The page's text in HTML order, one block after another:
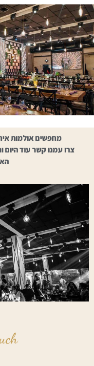
מחפשים אולמות
צרו עמנו קשר עוד היום